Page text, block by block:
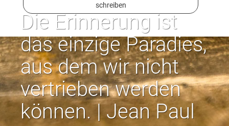
schreiben
Die Erinnerung ist
das einzige Paradies,
aus dem wir nicht
vertrieben werden
können. | Jean Paul